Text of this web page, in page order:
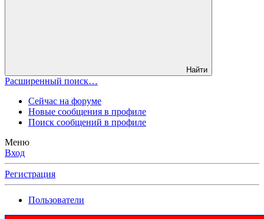
Найти
Расширенный поиск…
Сейчас на форуме
Новые сообщения в профиле
Поиск сообщений в профиле
Меню
Вход
Регистрация
Пользователи